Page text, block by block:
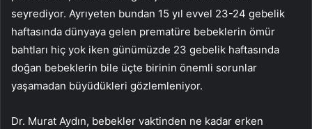
seyrediyor. Ayrıyeten bundan 15 yıl evvel 23-24 gebelik
haftasında dünyaya gelen prematüre bebeklerin ömür
bahtları hiç yok iken günümüzde 23 gebelik haftasında
doğan bebeklerin bile üçte birinin önemli sorunlar
yaşamadan büyüdükleri gözlemleniyor.
Dr. Murat Aydın, bebekler vaktinden ne kadar erken